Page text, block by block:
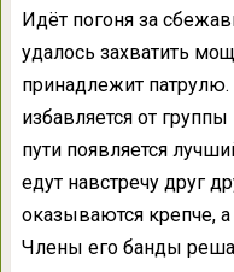
Идёт погоня за
удалось захватить
принадлежит
избавляется от
пути появляется
едут навстречу друг
оказываются крепче, а
Члены его банды